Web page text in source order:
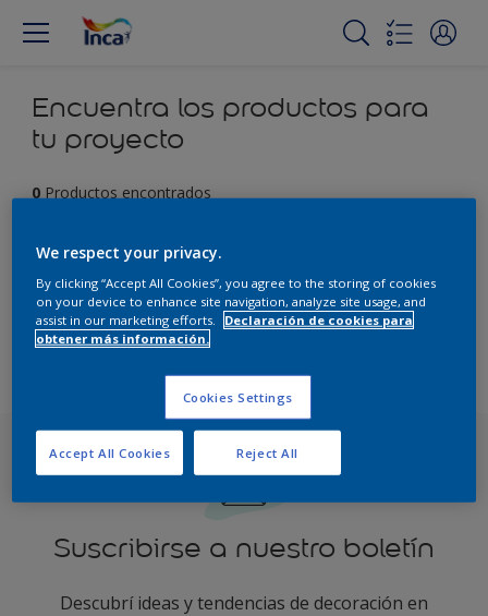
Encuentra los productos para
tu proyecto
0Productos encontrados
Lo sentimos, no pudimos encontrar el producto que
estabas buscando. Haga clic en "Borrar todo" para
comenzar de nuevo y descubrir nuestros otros productos.
Suscribirse a nuestro boletín
Descubrí ideas y tendencias de decoración en
We respect your privacy.
By clicking “Accept All Cookies”, you agree to the storing of cookies
on your device to enhance site navigation, analyze site usage, and
assist in our marketing efforts.
Declaración de cookies para
obtener más información.
Cookies Settings
Reject All
Accept All Cookies